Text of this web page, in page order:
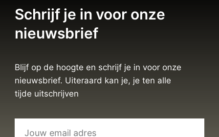
Schrijf je in voor onze
nieuwsbrief
Blijf op de hoogte en schrijf je in voor onze
nieuwsbrief. Uiteraard kan je, je ten alle
tijde uitschrijven